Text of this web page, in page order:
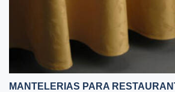
MANTELERIAS PARA